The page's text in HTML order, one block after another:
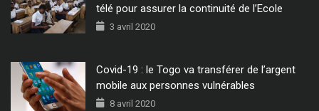
télé pour assurer la continuité de l’Ecole
3 avril 2020
Covid-19 : le Togo va transférer de l’argent
mobile aux personnes vulnérables
8 avril 2020